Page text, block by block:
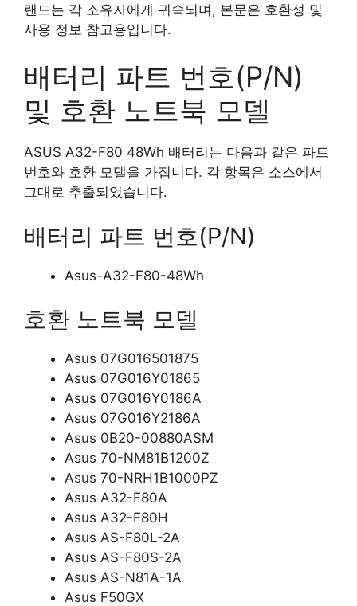
랜드는 각 소유자에게 귀속되며, 본문은 호환성 및
사용 정보 참고용입니다.
배터리 파트 번호(P/N)
및 호환 노트북 모델
ASUS A32-F80 48Wh 배터리는 다음과 같은 파트
번호와 호환 모델을 가집니다. 각 항목은 소스에서
그대로 추출되었습니다.
배터리 파트 번호(P/N)
Asus-A32-F80-48Wh
호환 노트북 모델
Asus 07G016501875
Asus 07G016Y01865
Asus 07G016Y0186A
Asus 07G016Y2186A
Asus 0B20-00880ASM
Asus 70-NM81B1200Z
Asus 70-NRH1B1000PZ
Asus A32-F80A
Asus A32-F80H
Asus AS-F80L-2A
Asus AS-F80S-2A
Asus AS-N81A-1A
Asus F50GX